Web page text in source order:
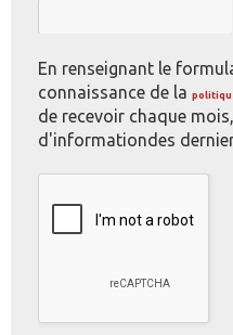
En renseignant le
connaissance de la
de recevoir chaque
d'informationdes